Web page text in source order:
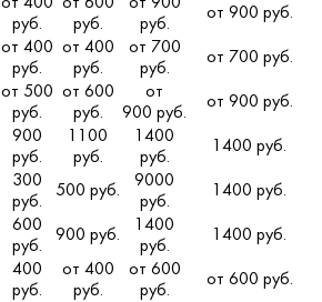
от 400
руб.
от 600
руб.
от 900
руб.
от 900 руб.
от 400
руб.
от 400
руб.
от 700
руб.
от 700 руб.
от 500
руб.
от 600
руб.
от
900 руб.
от 900 руб.
900
руб.
1100
руб.
1400
руб.
1400 руб.
300
руб.
500 руб.
9000
руб.
1400 руб.
600
руб.
900 руб.
1400
руб.
1400 руб.
400
руб.
от 400
руб.
от 600
руб.
от 600 руб.